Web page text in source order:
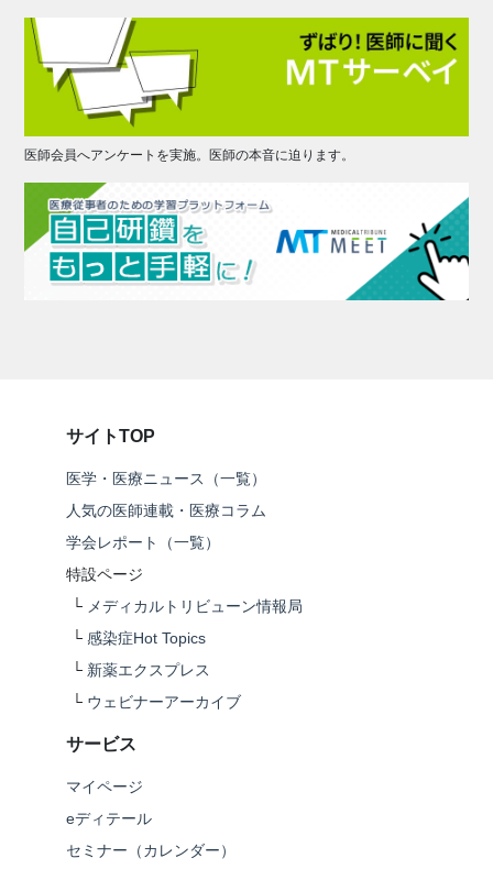
医師会員へアンケートを実施。医師の本音に迫ります。
サイトTOP
医学・医療ニュース（一覧）
人気の医師連載・医療コラム
学会レポート（一覧）
特設ページ
└ メディカルトリビューン情報局
└ 感染症Hot Topics
└ 新薬エクスプレス
└ ウェビナーアーカイブ
サービス
マイページ
eディテール
セミナー（カレンダー）